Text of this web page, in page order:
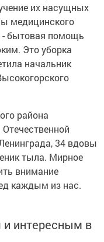
их насущных
медицинского
- бытовая помощь
Это уборка
начальник
района
34 вдовы
тыла. Мирное
внимание
каждым из нас.
интересным в